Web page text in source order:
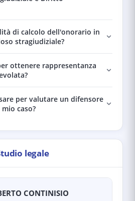
di calcolo dell'onorario in
stragiudiziale?
ottenere rappresentanza
per valutare un difensore
caso?
legale
CONTINISIO